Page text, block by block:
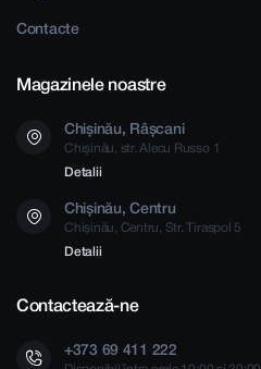
Contacte
Magazinele noastre
Chișinău, Râșcani
Chișinău, str. Alecu Russo 1
Detalii
Chișinău, Centru
Chișinău, Centru, Str. Tiraspol 5
Detalii
Contactează-ne
+373 69 411 222